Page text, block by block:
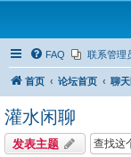
FAQ 联系管理
首页 论坛首页 聊
灌水闲聊
发表主题